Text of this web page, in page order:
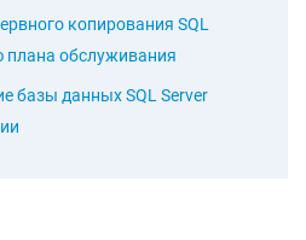
копирования SQL
обслуживания
базы данных SQL Server